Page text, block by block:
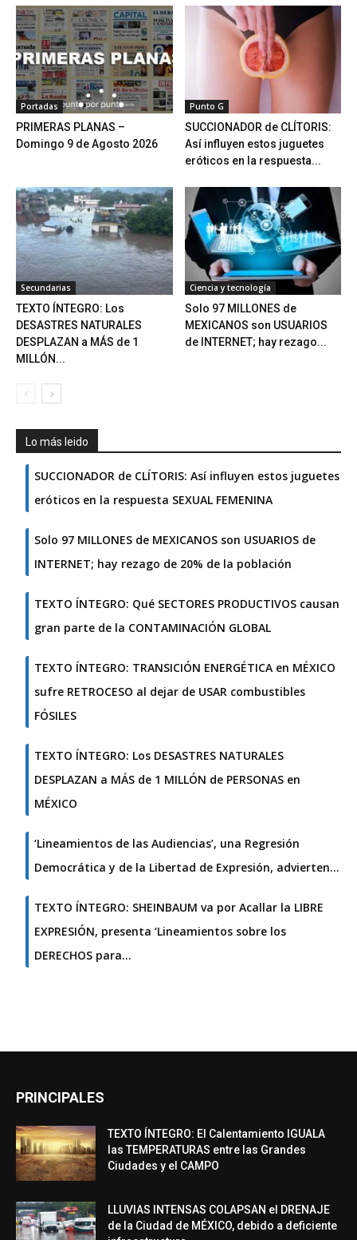
Portadas
PRIMERAS PLANAS –
Domingo 9 de Agosto 2026
Punto G
SUCCIONADOR de CLÍTORIS:
Así influyen estos juguetes
eróticos en la respuesta...
Secundarias
TEXTO ÍNTEGRO: Los
DESASTRES NATURALES
DESPLAZAN a MÁS de 1
MILLÓN...
Ciencia y tecnología
Solo 97 MILLONES de
MEXICANOS son USUARIOS
de INTERNET; hay rezago...
Lo más leido
SUCCIONADOR de CLÍTORIS: Así influyen estos juguetes
eróticos en la respuesta SEXUAL FEMENINA
Solo 97 MILLONES de MEXICANOS son USUARIOS de
INTERNET; hay rezago de 20% de la población
TEXTO ÍNTEGRO: Qué SECTORES PRODUCTIVOS causan
gran parte de la CONTAMINACIÓN GLOBAL
TEXTO ÍNTEGRO: TRANSICIÓN ENERGÉTICA en MÉXICO
sufre RETROCESO al dejar de USAR combustibles
FÓSILES
TEXTO ÍNTEGRO: Los DESASTRES NATURALES
DESPLAZAN a MÁS de 1 MILLÓN de PERSONAS en
MÉXICO
‘Lineamientos de las Audiencias’, una Regresión
Democrática y de la Libertad de Expresión, advierten…
TEXTO ÍNTEGRO: SHEINBAUM va por Acallar la LIBRE
EXPRESIÓN, presenta ‘Lineamientos sobre los
DERECHOS para…
PRINCIPALES
TEXTO ÍNTEGRO: El Calentamiento IGUALA
las TEMPERATURAS entre las Grandes
Ciudades y el CAMPO
LLUVIAS INTENSAS COLAPSAN el DRENAJE
de la Ciudad de MÉXICO, debido a deficiente